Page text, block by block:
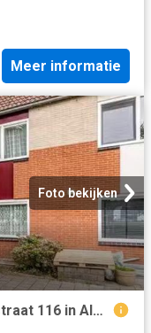
Meer informatie
Foto bekijken
Appartement te koop Pygmalionstraat 116 in Almere voor € 355.000